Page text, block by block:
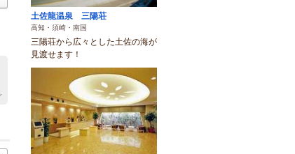
土佐龍温泉 三陽荘
高知・須崎・南国
三陽荘から広々とした土佐の海が
見渡せます！